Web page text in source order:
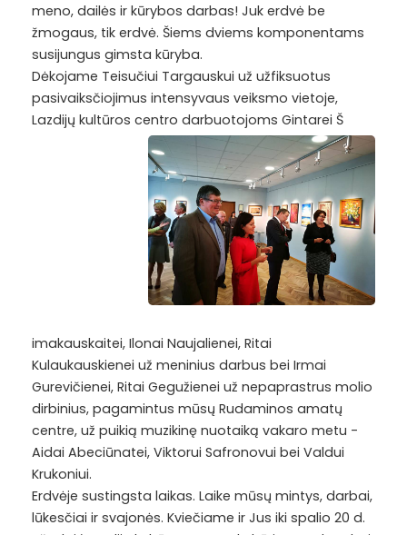
meno, dailės ir kūrybos darbas! Juk erdvė be
žmogaus, tik erdvė. Šiems dviems komponentams
susijungus gimsta kūryba.
Dėkojame Teisučiui Targauskui už užfiksuotus
pasivaiksčiojimus intensyvaus veiksmo vietoje,
Lazdijų kultūros centro darbuotojoms Gintarei Š
imakauskaitei, Ilonai Naujalienei, Ritai
Kulaukauskienei už meninius darbus bei Irmai
Gurevičienei, Ritai Gegužienei už nepaprastrus molio
dirbinius, pagamintus mūsų Rudaminos amatų
centre, už puikią muzikinę nuotaiką vakaro metu -
Aidai Abeciūnatei, Viktorui Safronovui bei Valdui
Krukoniui.
Erdvėje sustingsta laikas. Laike mūsų mintys, darbai,
lūkesčiai ir svajonės. Kviečiame ir Jus iki spalio 20 d.